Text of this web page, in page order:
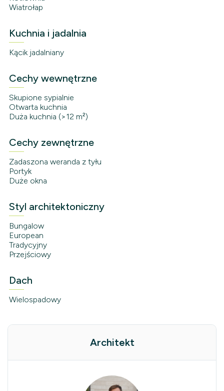
Wiatrołap
Kuchnia i jadalnia
Kącik jadalniany
Cechy wewnętrzne
Skupione sypialnie
Otwarta kuchnia
Duża kuchnia (>12 m²)
Cechy zewnętrzne
Zadaszona weranda z tyłu
Portyk
Duże okna
Styl architektoniczny
Bungalow
European
Tradycyjny
Przejściowy
Dach
Wielospadowy
Architekt